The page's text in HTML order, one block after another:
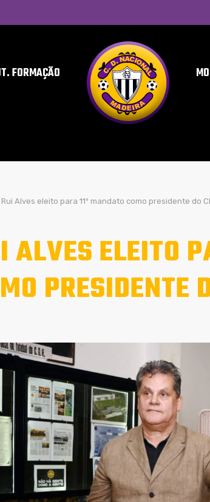
FORMAÇÃO
Rui Alves eleito para 11º mandato como presidente do
ALVES ELEITO
PRESIDENTE